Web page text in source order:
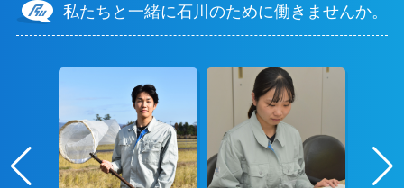
私たちと一緒に石川のために働きませんか。